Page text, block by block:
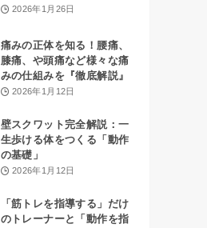
2026年1月26日
痛みの正体を知る！腰痛、
膝痛、や頭痛など様々な痛
みの仕組みを『徹底解説』
2026年1月12日
壁スクワット完全解説：一
生歩ける体をつくる「動作
の基礎」
2026年1月12日
「筋トレを指導する」だけ
のトレーナーと「動作を指